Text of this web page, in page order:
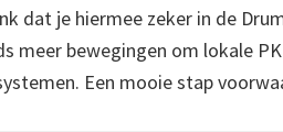
dat je hiermee zeker in de
meer bewegingen om lokale
Een mooie stap